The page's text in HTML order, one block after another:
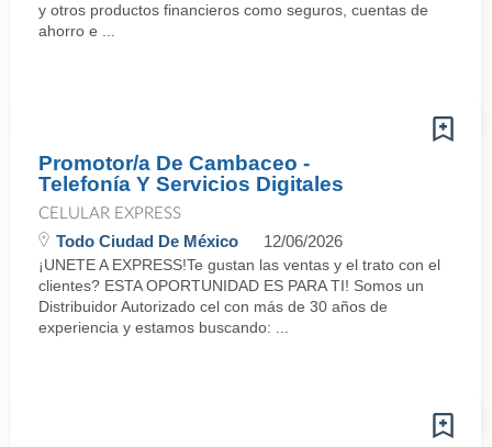
y otros productos financieros como seguros, cuentas de
ahorro e ...
Promotor/a De Cambaceo -
Telefonía Y Servicios Digitales
CELULAR EXPRESS
Todo Ciudad De México 12/06/2026
¡UNETE A EXPRESS!Te gustan las ventas y el trato con el
clientes? ESTA OPORTUNIDAD ES PARA TI! Somos un
Distribuidor Autorizado cel con más de 30 años de
experiencia y estamos buscando: ...